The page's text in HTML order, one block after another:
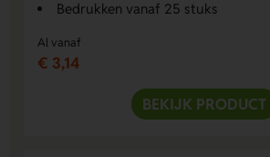
Bedrukken vanaf 25 stuks
Al vanaf
€ 3,14
BEKIJK PRODUCT